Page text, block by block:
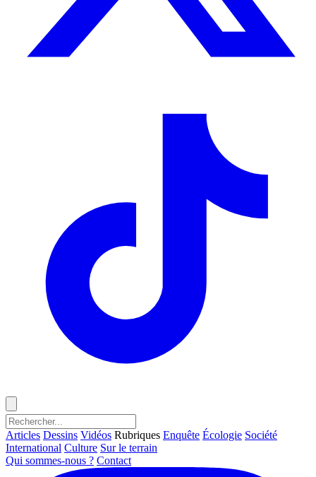
Articles Dessins Vidéos Rubriques Enquête Écologie Société
International Culture Sur le terrain
Qui sommes-nous ? Contact